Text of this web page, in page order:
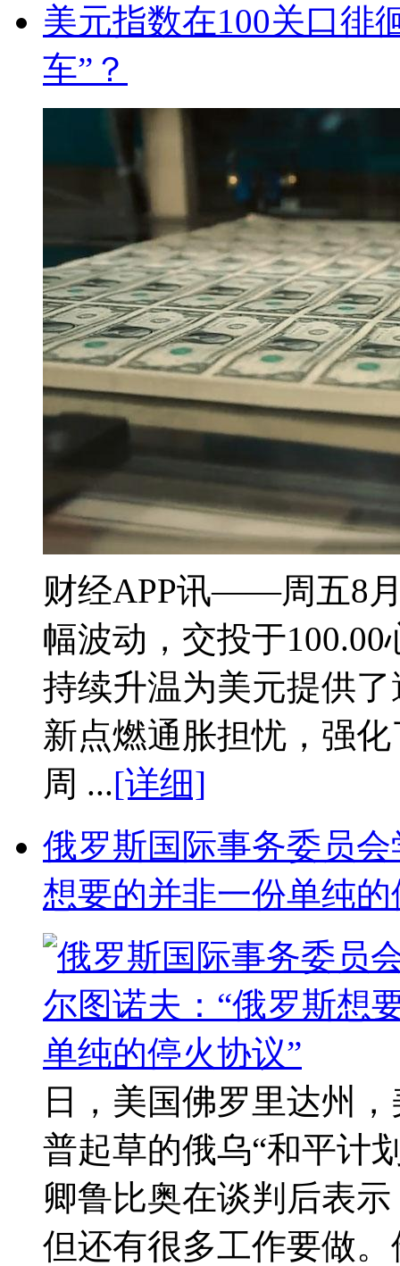
美元指数在100关口徘
车”？
财经APP讯——周五8
幅波动，交投于
持续升温为美元提供
新点燃通胀担忧，强
周 ...[详细]
俄罗斯国际事务委员
想要的并非一份单纯的
日，美国佛罗里达州
普起草的俄乌“和平计
卿鲁比奥在谈判后表
但还有很多工作要做